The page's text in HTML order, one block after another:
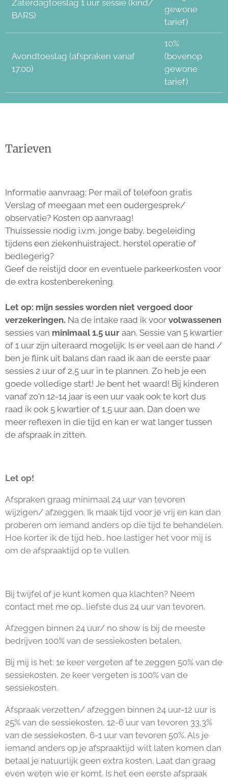
Zaterdagtoeslag 1 uur sessie (kind/
BARS)
gewone
tarief)
Avondtoeslag (afspraken vanaf
17.00)
10%
(bovenop
gewone
tarief)
Tarieven
Informatie aanvraag: Per mail of telefoon gratis
Verslag of meegaan met een oudergesprek/
observatie? Kosten op aanvraag!
Thuissessie nodig i.v.m. jonge baby, begeleiding
tijdens een ziekenhuistraject, herstel operatie of
bedlegerig?
Geef de reistijd door en eventuele parkeerkosten voor
de extra kostenberekening.
Let op: mijn sessies worden niet vergoed door
verzekeringen. Na de intake raad ik voor volwassenen
sessies van minimaal 1.5 uur aan. Sessie van 5 kwartier
of 1 uur zijn uiteraard mogelijk. Is er veel aan de hand /
ben je flink uit balans dan raad ik aan de eerste paar
sessies 2 uur of 2,5 uur in te plannen. Zo heb je een
goede volledige start! Je bent het waard! Bij kinderen
vanaf zo'n 12-14 jaar is een uur vaak ook te kort dus
raad ik ook 5 kwartier of 1,5 uur aan. Dan doen we
meer reflexen in die tijd en kan er wat langer tussen
de afspraak in zitten.
Let op!
Afspraken graag minimaal 24 uur van tevoren
wijzigen/ afzeggen. Ik maak tijd voor je vrij en kan dan
proberen om iemand anders op die tijd te behandelen.
Hoe korter ik de tijd heb.. hoe lastiger het voor mij is
om de afspraaktijd op te vullen.
Bij twijfel of je kunt komen qua klachten? Neem
contact met me op.. liefste dus 24 uur van tevoren.
Afzeggen binnen 24 uur/ no show is bij de meeste
bedrijven 100% van de sessiekosten betalen.
Bij mij is het: 1e keer vergeten af te zeggen 50% van de
sessiekosten, 2e keer vergeten is 100% van de
sessiekosten.
Afspraak verzetten/ afzeggen binnen 24 uur-12 uur is
25% van de sessiekosten, 12-6 uur van tevoren 33,3%
van de sessiekosten, 6-1 uur van tevoren 50%. Als je
iemand anders op je afspraaktijd wilt laten komen dan
betaal je natuurlijk geen extra kosten. Laat dan graag
even weten wie er komt. Is het een eerste afspraak